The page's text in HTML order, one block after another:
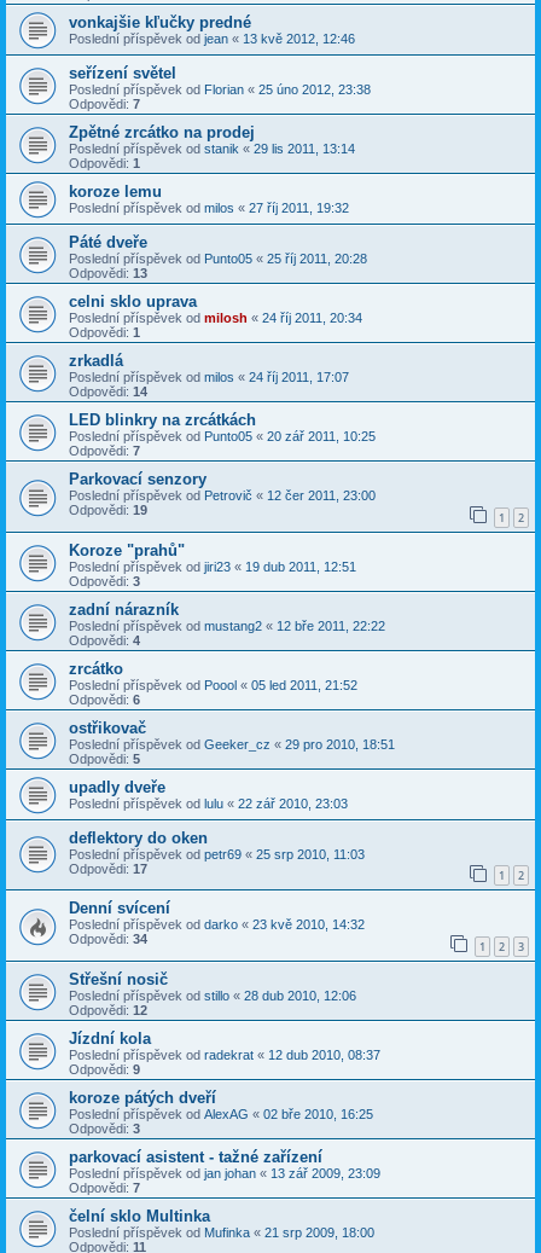
vonkajšie kľučky predné
Poslední příspěvek od jean « 13 kvě 2012, 12:46
seřízení světel
Poslední příspěvek od Florian « 25 úno 2012, 23:38
Odpovědi: 7
Zpětné zrcátko na prodej
Poslední příspěvek od stanik « 29 lis 2011, 13:14
Odpovědi: 1
koroze lemu
Poslední příspěvek od milos « 27 říj 2011, 19:32
Páté dveře
Poslední příspěvek od Punto05 « 25 říj 2011, 20:28
Odpovědi: 13
celni sklo uprava
Poslední příspěvek od milosh « 24 říj 2011, 20:34
Odpovědi: 1
zrkadlá
Poslední příspěvek od milos « 24 říj 2011, 17:07
Odpovědi: 14
LED blinkry na zrcátkách
Poslední příspěvek od Punto05 « 20 zář 2011, 10:25
Odpovědi: 7
Parkovací senzory
Poslední příspěvek od Petrovič « 12 čer 2011, 23:00
Odpovědi: 19 1 2
Koroze "prahů"
Poslední příspěvek od jiri23 « 19 dub 2011, 12:51
Odpovědi: 3
zadní nárazník
Poslední příspěvek od mustang2 « 12 bře 2011, 22:22
Odpovědi: 4
zrcátko
Poslední příspěvek od Poool « 05 led 2011, 21:52
Odpovědi: 6
ostřikovač
Poslední příspěvek od Geeker_cz « 29 pro 2010, 18:51
Odpovědi: 5
upadly dveře
Poslední příspěvek od lulu « 22 zář 2010, 23:03
deflektory do oken
Poslední příspěvek od petr69 « 25 srp 2010, 11:03
Odpovědi: 17 1 2
Denní svícení
Poslední příspěvek od darko « 23 kvě 2010, 14:32
Odpovědi: 34 1 2 3
Střešní nosič
Poslední příspěvek od stillo « 28 dub 2010, 12:06
Odpovědi: 12
Jízdní kola
Poslední příspěvek od radekrat « 12 dub 2010, 08:37
Odpovědi: 9
koroze pátých dveří
Poslední příspěvek od AlexAG « 02 bře 2010, 16:25
Odpovědi: 3
parkovací asistent - tažné zařízení
Poslední příspěvek od jan johan « 13 zář 2009, 23:09
Odpovědi: 7
čelní sklo Multinka
Poslední příspěvek od Mufinka « 21 srp 2009, 18:00
Odpovědi: 11